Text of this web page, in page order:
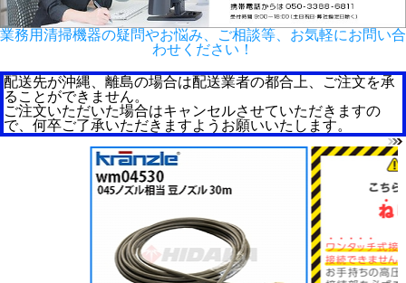
業務用清掃機器の疑問やお悩み、ご相談等、お気軽にお問い合
わせください！
配送先が沖縄、離島の場合は配送業者の都合上、ご注文を承
ることができません。
ご注文いただいた場合はキャンセルさせていただきますの
で、何卒ご了承いただきますようお願いいたします。